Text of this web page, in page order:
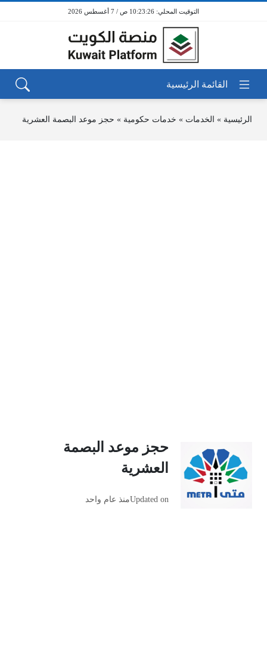
10:23:26 ص / 7 أغسطس 2026
الرئيسية » الخدمات » خدمات حكومية » حجز موعد البصمة العشرية
حجز موعد البصمة
العشرية
Updated onمنذ عام واحد